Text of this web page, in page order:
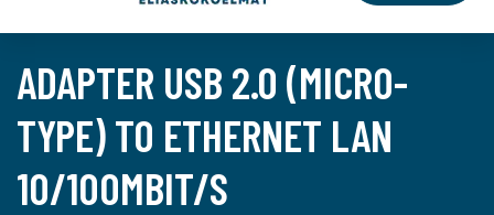
ADAPTER USB 2.0 (MICRO-
TYPE) TO ETHERNET LAN
10/100MBIT/S